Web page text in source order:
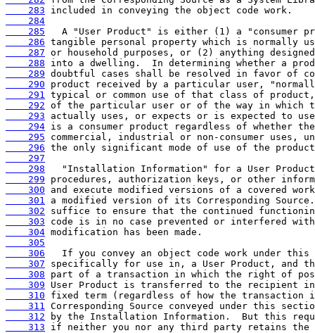
    283
    284
    285
    286
    287
    288
    289
    290
    291
    292
    293
    294
    295
    296
    297
    298
    299
    300
    301
    302
    303
    304
    305
    306
    307
    308
    309
    310
    311
    312
    313